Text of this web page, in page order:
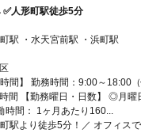
✅人形町駅徒歩5分
駅 ・水天宮前駅 ・浜町駅
時間】 勤務時間：9:00～18:00
間 【勤務曜日・日数】 ◎月
時間： 1ヶ月あたり160...
駅より徒歩5分！／ オフィス